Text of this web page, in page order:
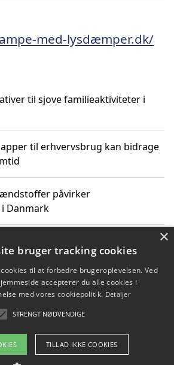
med-lysdæmper.dk/
til sjove familieaktiviteter i
til erhvervsbrug kan bidrage
påvirker
Danmark
fossile brændstoffer kan ændre
2026 - Pilanto Aps
×
bruger tracking cookies
til at forbedre brugeroplevelsen. Ved
accepterer du alle cookies i
med vores cookiepolitik. Detaljer
STRENGT NØDVENDIGE
TILLAD IKKE COOKIES